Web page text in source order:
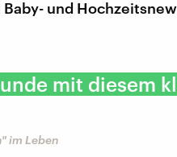
und
mit diesem
im Leben